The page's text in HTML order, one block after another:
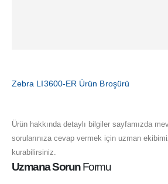
Zebra LI3600-ER Ürün Broşürü
Ürün hakkında detaylı bilgiler sayfamızda
sorularınıza cevap vermek için uzman
kurabilirsiniz.
Uzmana SorunFormu
E-Posta
info@mobisis.com